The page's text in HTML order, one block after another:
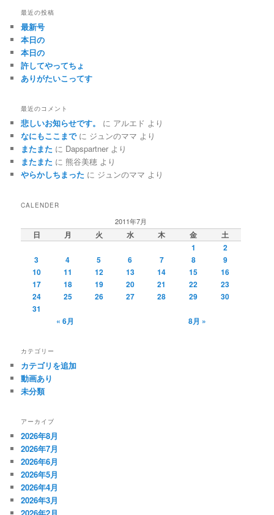
最近の投稿
最新号
本日の
本日の
許してやってちょ
ありがたいこってす
最近のコメント
悲しいお知らせです。 に アルエド より
なにもここまでに ジュンのママ より
またまた に Dapspartner より
またまた に 熊谷美穂 より
やらかしちまった に ジュンのママ より
CALENDER
2011年7月
日 月 火 水 木 金
土
1
2
3
4 5 6 7 8
9
10
11 12 13 14 15
16
17
18 19 20 21 22
23
24
25 26 27 28 29
30
31
« 6月
8月 »
カテゴリー
カテゴリを追加
動画あり
未分類
アーカイブ
2026年8月
2026年7月
2026年6月
2026年5月
2026年4月
2026年3月